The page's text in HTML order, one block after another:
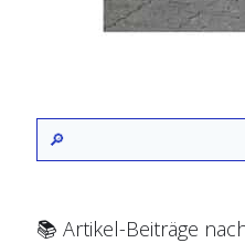
📚 Artikel-Beiträge